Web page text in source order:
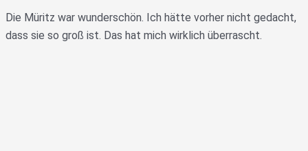
Die Müritz war wunderschön. Ich hätte vorher nicht gedacht,
dass sie so groß ist. Das hat mich wirklich überrascht.